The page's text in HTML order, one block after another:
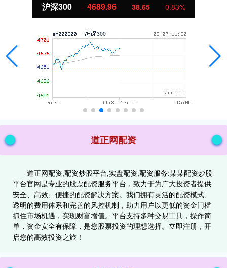
沪深300 4689.96 38.65 0.83%
道正网配资
道正网配资,配资炒股平台,实盘配资,配资服务:某某配资炒股
平台官网是专业的股票配资服务平台，致力于为广大投资者提供
安全、高效、便捷的配资解决方案。我们拥有灵活的配资模式、
透明的费用体系和完善的风控机制，助力用户以更低的资金门槛
抓住市场机遇，实现财富增值。平台支持多种交易工具，操作简
单，资金安全有保障，是您股票投资的理想选择。立即注册，开
启您的高效投资之旅！